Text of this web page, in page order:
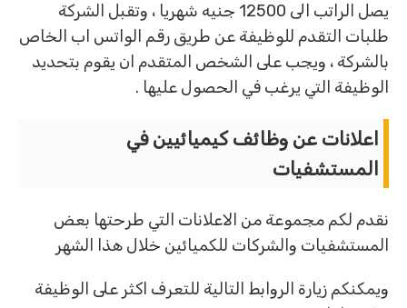
يصل الراتب الى 12500 جنيه شهريا ، وتقبل الشركة
طلبات التقدم للوظيفة عن طريق رقم الواتس اب الخاص
بالشركة ، ويجب على الشخص المتقدم ان يقوم بتحديد
الوظيفة التي يرغب في الحصول عليها .
اعلانات عن وظائف كيميائيين في
المستشفيات
نقدم لكم مجموعة من الاعلانات التي طرحتها بعض
المستشفيات والشركات للكميائين خلال هذا الشهر
ويمكنكم زيارة الروابط التالية للتعرف اكثر على الوظيفة